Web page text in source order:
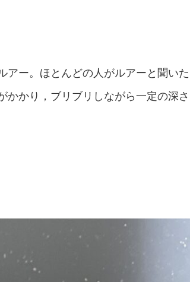
アー。ほとんどの人がルアーと聞いた
かかり，ブリブリしながら一定の深さ